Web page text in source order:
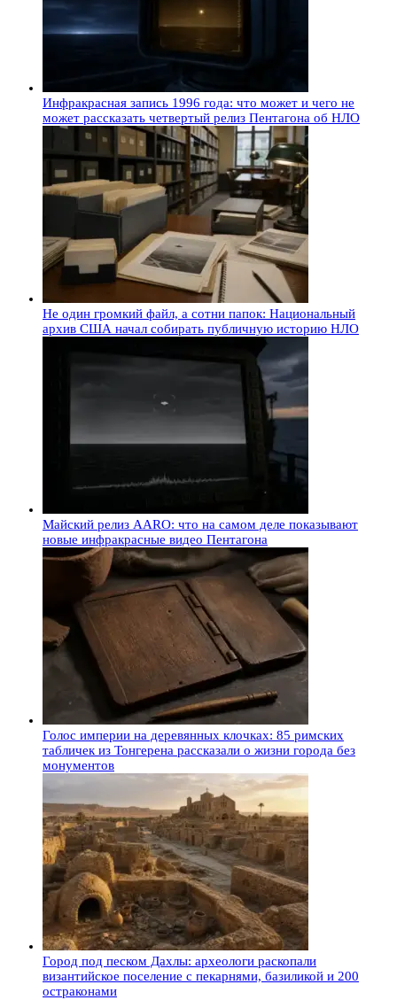
Инфракрасная запись 1996 года: что может и чего не
может рассказать четвертый релиз Пентагона об НЛО
Не один громкий файл, а сотни папок: Национальный
архив США начал собирать публичную историю НЛО
Майский релиз AARO: что на самом деле показывают
новые инфракрасные видео Пентагона
Голос империи на деревянных клочках: 85 римских
табличек из Тонгерена рассказали о жизни города без
монументов
Город под песком Дахлы: археологи раскопали
византийское поселение с пекарнями, базиликой и 200
остраконами